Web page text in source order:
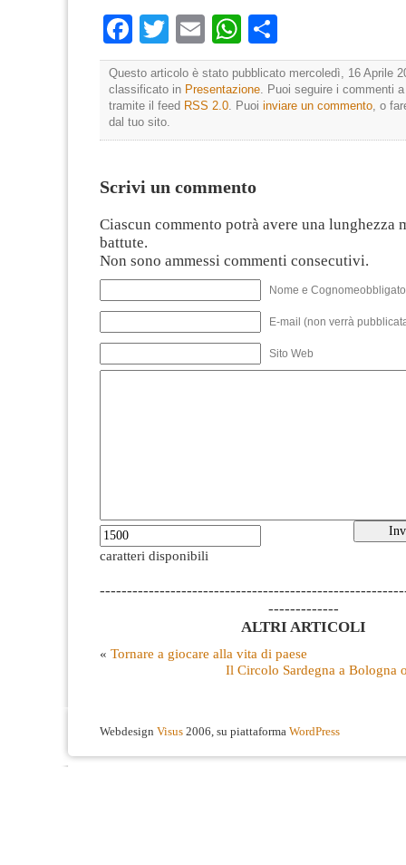
Facebook
Twitter
EmailWhatsApp
Questo articolo è stato pubblicato mercoledì, 16 Aprile
classificato in Presentazione . Puoi seguire i commenti
tramite il feed RSS 2.0 . Puoi inviare un commento , o
dal tuo sito.
Scrivi un commento
Ciascun commento potrà avere una lunghezza
battute.
Non sono ammessi commenti consecutivi.
Nome e
E-mail (non verrà
Sito Web
caratteri disponibili
-------------
ALTRI ARTICOLI
« Tornare a giocare alla vita di paese
Il Circolo Sardegna a Bologna
Webdesign Visus 2006, su piattaforma WordPress